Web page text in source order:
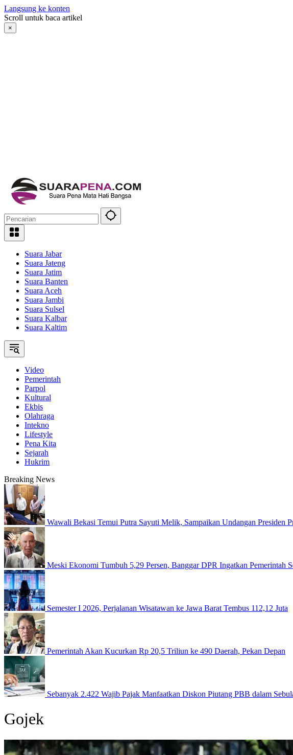
Langsung ke konten
Scroll untuk baca artikel
×
Suara Jabar
Suara Jateng
Suara Jatim
Suara Banten
Suara Aceh
Suara Jambi
Suara Sulsel
Suara Kalbar
Suara Kaltim
Video
Pemerintah
Parpol
Kultural
Ekbis
Olahraga
Intekno
Lifestyle
Pena Kita
Sejarah
Hukrim
Breaking News
Wawali Bekasi Temui Putra Sayuti Melik, Sampaikan Undangan Presiden
Meski Ekonomi Tumbuh 5,29 Persen, Banggar DPR Ingatkan Pemerintah
Semester I 2026, Perjalanan Wisatawan ke Jawa Barat Tembus 112,12 Juta
Pemerintah Akan Kucurkan Rp 20,5 Triliun ke 490 Daerah, Pekan Depan
Sebanyak 2.422 Wajib Pajak Manfaatkan Diskon Piutang PBB dalam
Gojek